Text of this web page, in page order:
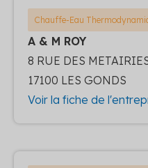
Chauffe-Eau
A & M ROY
8 RUE DES
17100 LES GONDS
Voir la fiche de